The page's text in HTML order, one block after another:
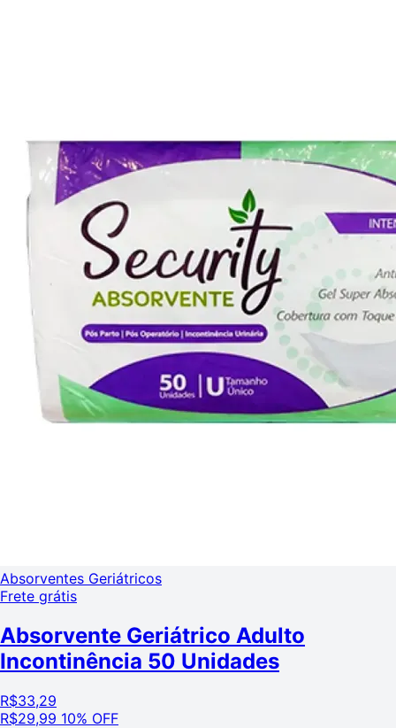
Absorventes Geriátricos
Frete grátis
Absorvente Geriátrico Adulto
Incontinência 50 Unidades
R$33,29
R$29,99 10% OFF